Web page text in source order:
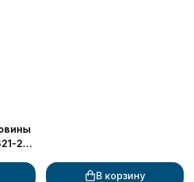
2)
В корзину